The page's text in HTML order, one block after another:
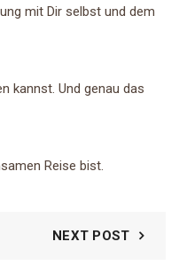
mit Dir selbst und dem
kannst. Und genau das
Reise bist.
NEXT POST